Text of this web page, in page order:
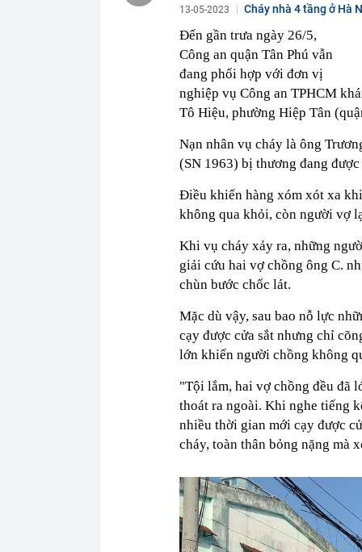
21:39
Mua viên
21:33
Người thay
21:30
Chiếc túi
không muốn
21:29
Chiếm đoạt
21:29
4 vật vào nhà
13-05-2023 Cháy nhà 4 tầng ở Hà
Đến gần trưa ngày 26/5,
Công an quận Tân Phú vẫn
đang phối hợp với đơn vị
nghiệp vụ Công an TPHCM
Tô Hiệu, phường Hiệp Tân
Nạn nhân vụ cháy là ông
(SN 1963) bị thương đang
Điều khiến hàng xóm xót xa
không qua khỏi, còn người vợ
Khi vụ cháy xảy ra, những
giải cứu hai vợ chồng ông C.
chùn bước chốc lát.
Mặc dù vậy, sau bao nỗ lực
cạy được cửa sắt nhưng chỉ
lớn khiến người chồng không
"Tội lắm, hai vợ chồng đều đã
thoát ra ngoài. Khi nghe tiếng
nhiều thời gian mới cạy được
cháy, toàn thân bỏng nặng mà